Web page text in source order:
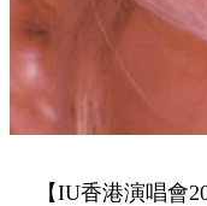
【IU香港演唱會